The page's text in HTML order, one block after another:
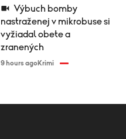
nastraženej v mikrobuse si
vyžiadal obete a
zranených
9 hours agoKrimi